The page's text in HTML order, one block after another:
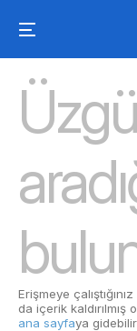
Erişmeye
da içerik kaldırılmış
ana sayfaya